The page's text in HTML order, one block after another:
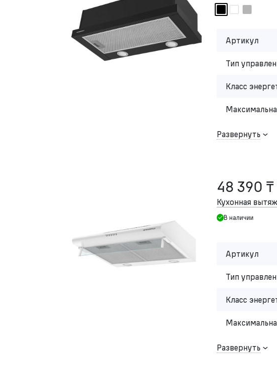
Артикул
Тип
Класс
Развернуть
48 390 ₸
Кухонная
В наличии
Артикул
Тип
Класс
Развернуть